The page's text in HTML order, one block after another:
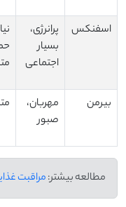
اسفنکس
پرانرژی،
بسیار
اجتماعی
بیرمن
مهربان،
صبور
مطالعه بیشتر:مراقبت